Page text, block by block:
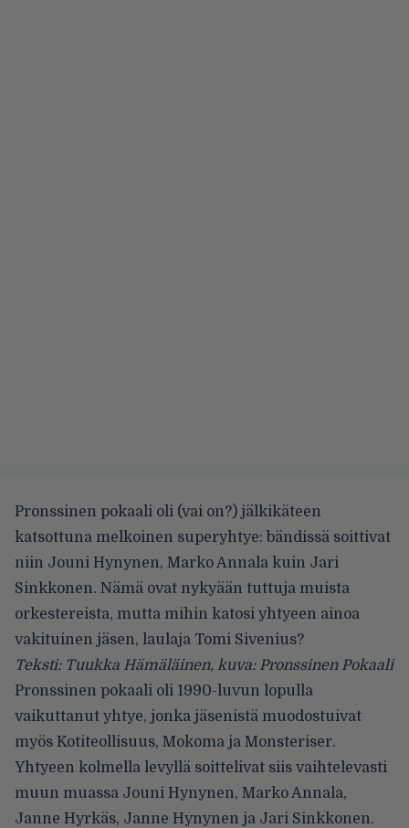
Pronssinen pokaali oli (vai on?) jälkikäteen
katsottuna melkoinen superyhtye: bändissä soittivat
niin Jouni Hynynen, Marko Annala kuin Jari
Sinkkonen. Nämä ovat nykyään tuttuja muista
orkestereista, mutta mihin katosi yhtyeen ainoa
vakituinen jäsen, laulaja Tomi Sivenius?
Teksti: Tuukka Hämäläinen, kuva: Pronssinen Pokaali
Pronssinen pokaali oli 1990-luvun lopulla
vaikuttanut yhtye, jonka jäsenistä muodostuivat
myös Kotiteollisuus, Mokoma ja Monsteriser.
Yhtyeen kolmella levyllä soittelivat siis vaihtelevasti
muun muassa Jouni Hynynen, Marko Annala,
Janne Hyrkäs, Janne Hynynen ja Jari Sinkkonen.